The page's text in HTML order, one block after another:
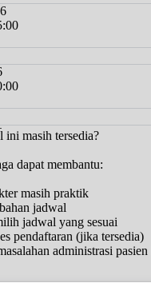
masih tersedia?
dapat membantu:
masih praktik
jadwal
jadwal yang sesuai
pendaftaran (jika tersedia)
administrasi pasien